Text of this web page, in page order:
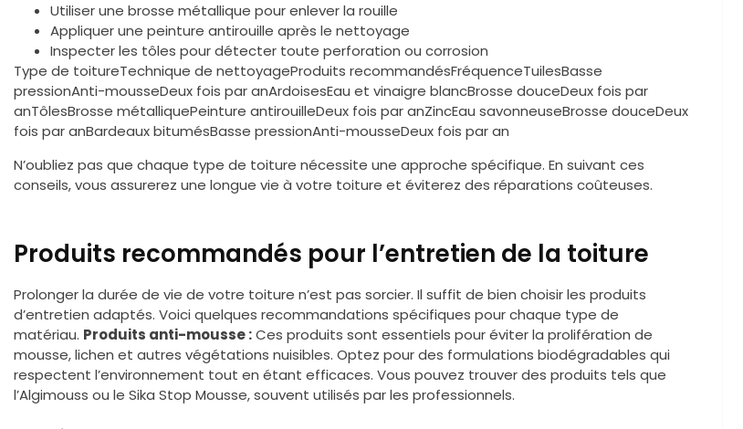
Utiliser une brosse métallique pour enlever la rouille
Appliquer une peinture antirouille après le nettoyage
Inspecter les tôles pour détecter toute perforation ou corrosion
Type de toitureTechnique de nettoyageProduits recommandésFréquenceTuilesBasse
pressionAnti-mousseDeux fois par anArdoisesEau et vinaigre blancBrosse douceDeux fois par
anTôlesBrosse métalliquePeinture antirouilleDeux fois par anZincEau savonneuseBrosse douceDeux
fois par anBardeaux bitumésBasse pressionAnti-mousseDeux fois par an
N’oubliez pas que chaque type de toiture nécessite une approche spécifique. En suivant ces
conseils, vous assurerez une longue vie à votre toiture et éviterez des réparations coûteuses.
Produits recommandés pour l’entretien de la toiture
Prolonger la durée de vie de votre toiture n’est pas sorcier. Il suffit de bien choisir les produits
d’entretien adaptés. Voici quelques recommandations spécifiques pour chaque type de
matériau. Produits anti-mousse :Ces produits sont essentiels pour éviter la prolifération de
mousse, lichen et autres végétations nuisibles. Optez pour des formulations biodégradables qui
respectent l’environnement tout en étant efficaces. Vous pouvez trouver des produits tels que
l’Algimouss ou le Sika Stop Mousse, souvent utilisés par les professionnels.